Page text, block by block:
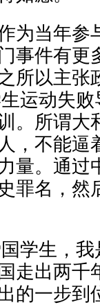
当年参
事件有更
所以主张
运动失
。所谓大
，不能逼
量。通过
罪名，然
生，我
走出两千
的一步到